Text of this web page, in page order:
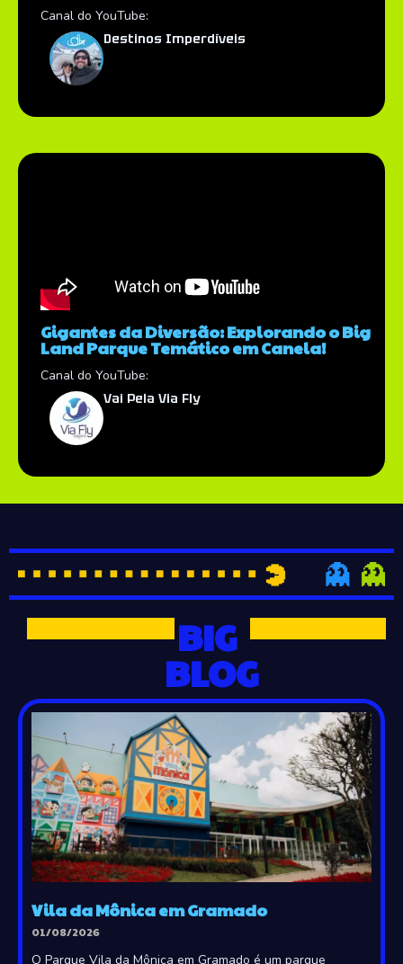
Canal do YouTube:
Destinos Imperdíveis
Gigantes da Diversão: Explorando o Big
Land Parque Temático em Canela!
Canal do YouTube:
Vai Pela Via Fly
BIG
BLOG
Vila da Mônica em Gramado
01/08/2026
O Parque Vila da Mônica em Gramado é um parque